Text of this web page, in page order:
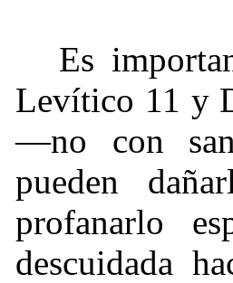
Es
Levítico 11 y
—no con
pueden
profanarlo
descuidada